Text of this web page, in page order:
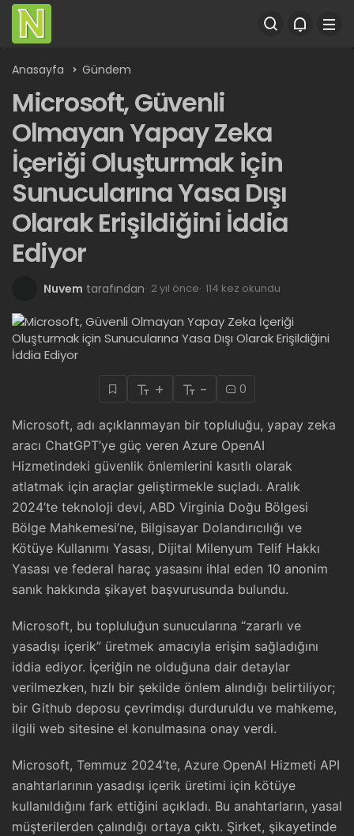
Anasayfa Gündem
Microsoft, Güvenli
Olmayan Yapay Zeka
İçeriği Oluşturmak için
Sunucularına Yasa Dışı
Olarak Erişildiğini İddia
Ediyor
Nuvem tarafından 2 yıl önce 114 kez okundu
+ - 0
Microsoft, adı açıklanmayan bir topluluğu, yapay zeka
aracı ChatGPT’ye güç veren Azure OpenAI
Hizmetindeki güvenlik önlemlerini kasıtlı olarak
atlatmak için araçlar geliştirmekle suçladı. Aralık
2024’te teknoloji devi, ABD Virginia Doğu Bölgesi
Bölge Mahkemesi’ne, Bilgisayar Dolandırıcılığı ve
Kötüye Kullanımı Yasası, Dijital Milenyum Telif Hakkı
Yasası ve federal haraç yasasını ihlal eden 10 anonim
sanık hakkında şikayet başvurusunda bulundu.
Microsoft, bu topluluğun sunucularına “zararlı ve
yasadışı içerik” üretmek amacıyla erişim sağladığını
iddia ediyor. İçeriğin ne olduğuna dair detaylar
verilmezken, hızlı bir şekilde önlem alındığı belirtiliyor;
bir Github deposu çevrimdışı durduruldu ve mahkeme,
ilgili web sitesine el konulmasına onay verdi.
Microsoft, Temmuz 2024’te, Azure OpenAI Hizmeti API
anahtarlarının yasadışı içerik üretimi için kötüye
kullanıldığını fark ettiğini açıkladı. Bu anahtarların, yasal
müşterilerden çalındığı ortaya çıktı. Şirket, şikayetinde